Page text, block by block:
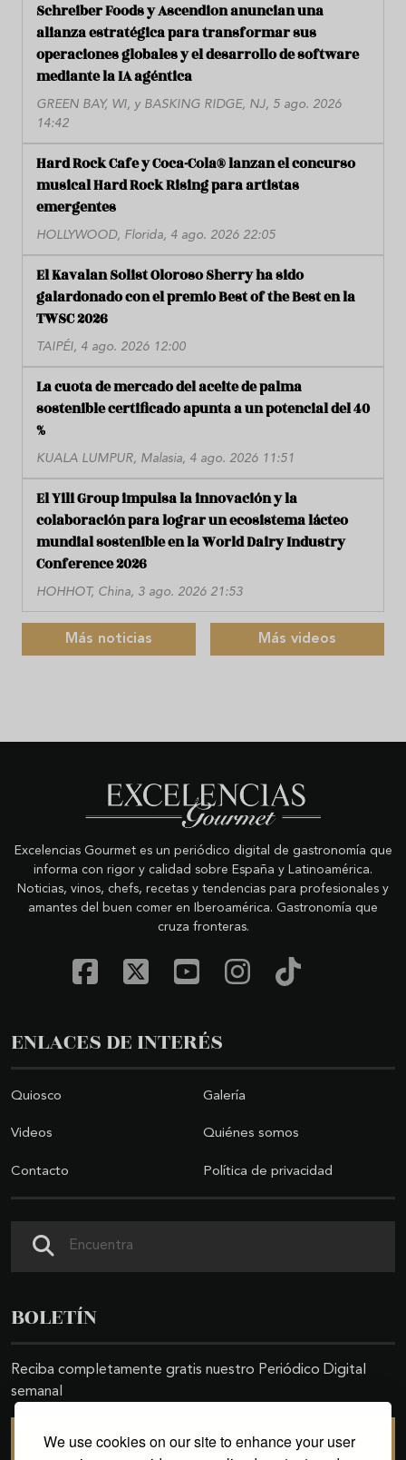
We use cookies on our site to enhance your user
Schreiber Foods y Ascendion anuncian una
alianza estratégica para transformar sus
operaciones globales y el desarrollo de software
mediante la IA agéntica
GREEN BAY, WI, y BASKING RIDGE, NJ, 5 ago. 2026
14:42
Hard Rock Cafe y Coca-Cola® lanzan el concurso
musical Hard Rock Rising para artistas
emergentes
HOLLYWOOD, Florida, 4 ago. 2026 22:05
El Kavalan Solist Oloroso Sherry ha sido
galardonado con el premio Best of the Best en la
TWSC 2026
TAIPÉI, 4 ago. 2026 12:00
La cuota de mercado del aceite de palma
sostenible certificado apunta a un potencial del 40
%
KUALA LUMPUR, Malasia, 4 ago. 2026 11:51
El Yili Group impulsa la innovación y la
colaboración para lograr un ecosistema lácteo
mundial sostenible en la World Dairy Industry
Conference 2026
HOHHOT, China, 3 ago. 2026 21:53
Más noticias Más videos
Excelencias Gourmet es un periódico digital de gastronomía que
informa con rigor y calidad sobre España y Latinoamérica.
Noticias, vinos, chefs, recetas y tendencias para profesionales y
amantes del buen comer en Iberoamérica. Gastronomía que
cruza fronteras.
ENLACES DE INTERÉS
Quiosco Galería
Videos Quiénes somos
Contacto Política de privacidad
BOLETÍN
Reciba completamente gratis nuestro Periódico Digital
semanal
SUSCRIBIRSE